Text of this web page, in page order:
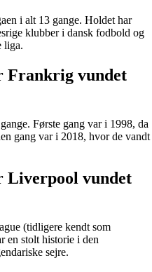
i alt 13 gange. Holdet har
klubber i dansk fodbold og
liga.
Frankrig vundet
Første gang var i 1998, da
gang var i 2018, hvor de vandt
Liverpool vundet
(tidligere kendt som
en stolt historie i den
sejre.